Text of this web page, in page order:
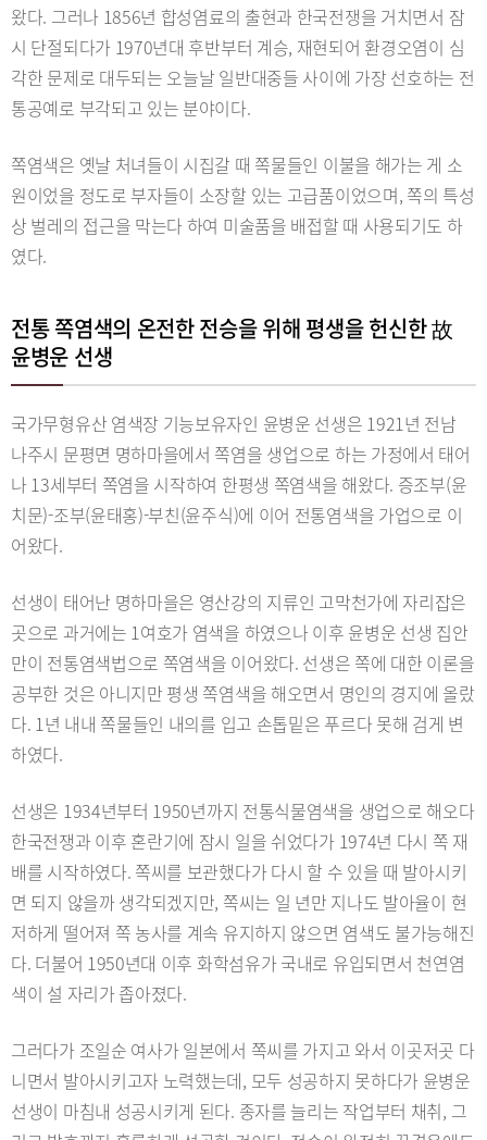
왔다. 그러나 1856년 합성염료의 출현과 한국전쟁을 거치면서 잠
시 단절되다가 1970년대 후반부터 계승, 재현되어 환경오염이 심
각한 문제로 대두되는 오늘날 일반대중들 사이에 가장 선호하는 전
통공예로 부각되고 있는 분야이다.
쪽염색은 옛날 처녀들이 시집갈 때 쪽물들인 이불을 해가는 게 소
원이었을 정도로 부자들이 소장할 있는 고급품이었으며, 쪽의 특성
상 벌레의 접근을 막는다 하여 미술품을 배접할 때 사용되기도 하
였다.
전통 쪽염색의 온전한 전승을 위해 평생을 헌신한 故
윤병운 선생
국가무형유산 염색장 기능보유자인 윤병운 선생은 1921년 전남
나주시 문평면 명하마을에서 쪽염을 생업으로 하는 가정에서 태어
나 13세부터 쪽염을 시작하여 한평생 쪽염색을 해왔다. 증조부(윤
치문)-조부(윤태홍)-부친(윤주식)에 이어 전통염색을 가업으로 이
어왔다.
선생이 태어난 명하마을은 영산강의 지류인 고막천가에 자리잡은
곳으로 과거에는 1여호가 염색을 하였으나 이후 윤병운 선생 집안
만이 전통염색법으로 쪽염색을 이어왔다. 선생은 쪽에 대한 이론을
공부한 것은 아니지만 평생 쪽염색을 해오면서 명인의 경지에 올랐
다. 1년 내내 쪽물들인 내의를 입고 손톱밑은 푸르다 못해 검게 변
하였다.
선생은 1934년부터 1950년까지 전통식물염색을 생업으로 해오다
한국전쟁과 이후 혼란기에 잠시 일을 쉬었다가 1974년 다시 쪽 재
배를 시작하였다. 쪽씨를 보관했다가 다시 할 수 있을 때 발아시키
면 되지 않을까 생각되겠지만, 쪽씨는 일 년만 지나도 발아율이 현
저하게 떨어져 쪽 농사를 계속 유지하지 않으면 염색도 불가능해진
다. 더불어 1950년대 이후 화학섬유가 국내로 유입되면서 천연염
색이 설 자리가 좁아졌다.
그러다가 조일순 여사가 일본에서 쪽씨를 가지고 와서 이곳저곳 다
니면서 발아시키고자 노력했는데, 모두 성공하지 못하다가 윤병운
선생이 마침내 성공시키게 된다. 종자를 늘리는 작업부터 채취, 그